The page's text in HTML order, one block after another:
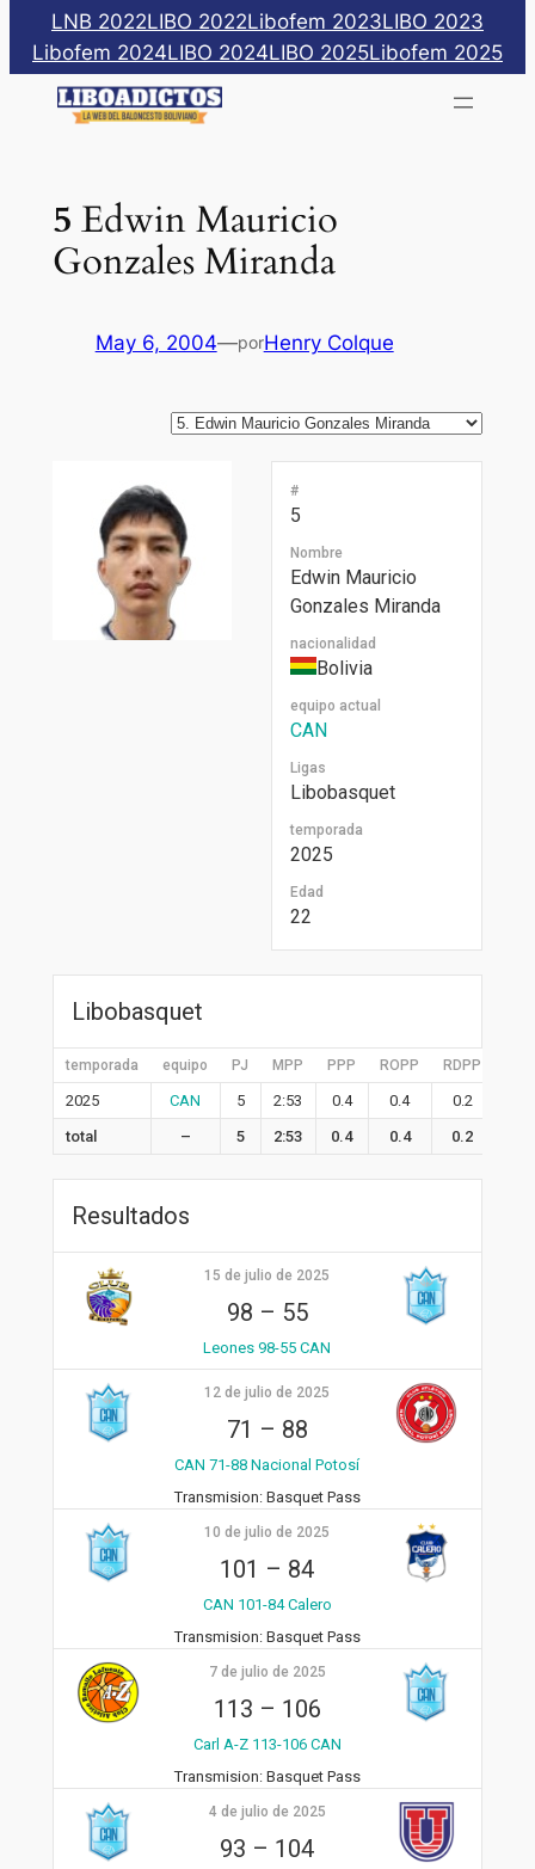
Saltar
contenido
LNB 2022LIBO 2022Libofem 2023LIBO 2023
Libofem 2024LIBO 2024LIBO 2025Libofem 2025
5 Edwin Mauricio
Gonzales Miranda
May 6, 2004—porHenry Colque
#
5
Nombre
Edwin Mauricio
Gonzales Miranda
nacionalidad
Bolivia
equipo actual
CAN
Ligas
Libobasquet
temporada
2025
Edad
22
Libobasquet
temporada equipo PJ MPP PPP ROPP RDPP
2025 CAN 5 2:53 0.4 0.4 0.2
total
– 5 2:53 0.4 0.4 0.2
Resultados
15 de julio de 2025
98 – 55
Leones 98-55 CAN
12 de julio de 2025
71 – 88
CAN 71-88 Nacional Potosí
Transmision:Basquet Pass
10 de julio de 2025
101 – 84
CAN 101-84 Calero
Transmision:Basquet Pass
7 de julio de 2025
113 – 106
Carl A-Z 113-106 CAN
Transmision:Basquet Pass
4 de julio de 2025
93 – 104